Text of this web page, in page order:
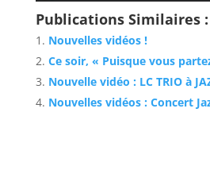
Publications Similaires :
Nouvelles vidéos !
Ce soir, « Puisque vous
Nouvelle vidéo : LC TRIO à
Nouvelles vidéos : Concert